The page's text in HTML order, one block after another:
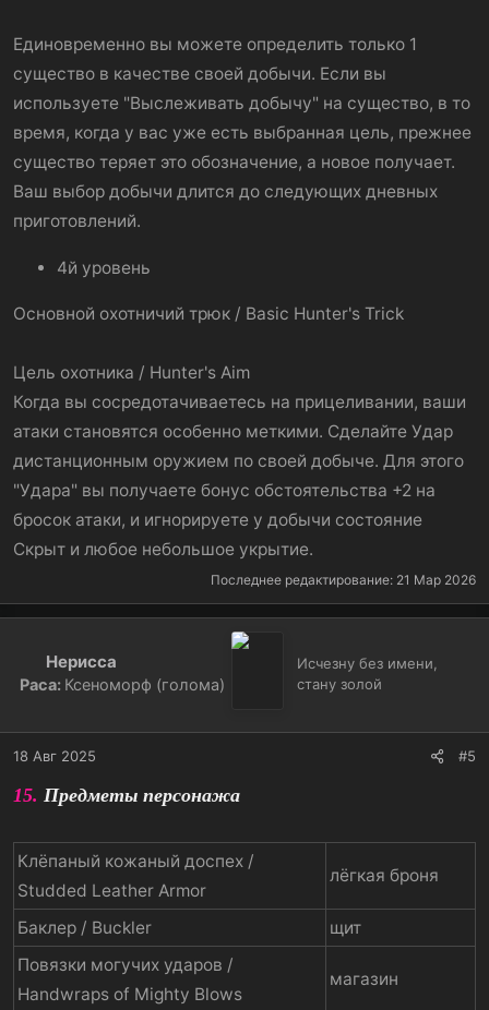
Единовременно вы можете определить только 1
существо в качестве своей добычи. Если вы
используете "Выслеживать добычу" на существо, в то
время, когда у вас уже есть выбранная цель, прежнее
существо теряет это обозначение, а новое получает.
Ваш выбор добычи длится до следующих дневных
приготовлений.
4й уровень
Основной охотничий трюк / Basic Hunter's Trick
Цель охотника / Hunter's Aim
Когда вы сосредотачиваетесь на прицеливании, ваши
атаки становятся особенно меткими. Сделайте Удар
дистанционным оружием по своей добыче. Для этого
"Удара" вы получаете бонус обстоятельства +2 на
бросок атаки, и игнорируете у добычи состояние
Скрыт и любое небольшое укрытие.
Последнее редактирование: 21 Мар 2026
Нерисса
Раса: Ксеноморф (голома)
Исчезну без имени,
стану золой
18 Авг 2025 #5
15. Предметы персонажа
Клёпаный кожаный доспех /
Studded Leather Armor
лёгкая броня
Баклер / Buckler
щит
Повязки могучих ударов /
Handwraps of Mighty Blows
магазин